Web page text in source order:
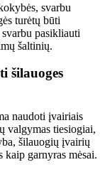
svarbu
turėtų būti
pasikliauti
šaltinių.
šilauoges
naudoti įvairiais
valgymas tiesiogiai,
šilauogių įvairių
kaip garnyras mėsai.